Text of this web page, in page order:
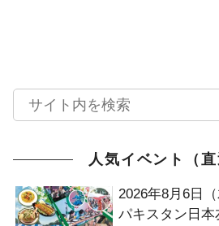
人気イベント（直
2026年8月6日
パキスタン日